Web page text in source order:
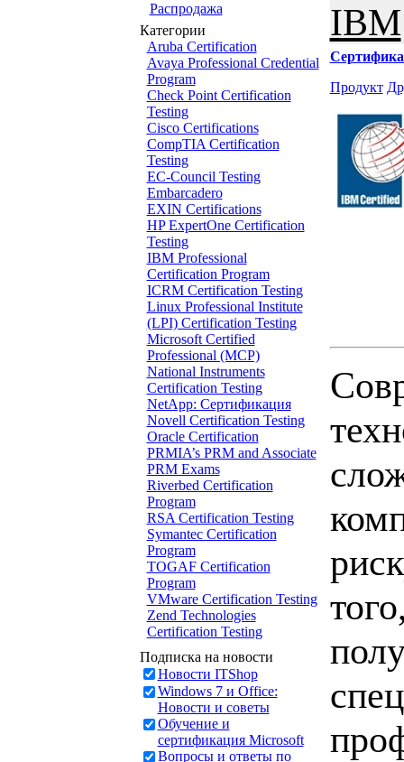
Распродажа
Категории
Aruba Certification
Avaya Professional Credential
Program
Check Point Certification
Testing
Cisco Certifications
CompTIA Certification
Testing
EC-Council Testing
Embarcadero
EXIN Certifications
HP ExpertOne Certification
Testing
IBM Professional
Certification Program
ICRM Certification Testing
Linux Professional Institute
(LPI) Certification Testing
Microsoft Certified
Professional (MCP)
National Instruments
Certification Testing
NetApp: Сертификация
Novell Certification Testing
Oracle Certification
PRMIA’s PRM and Associate
PRM Exams
Riverbed Certification
Program
RSA Certification Testing
Symantec Certification
Program
TOGAF Certification
Program
VMware Certification Testing
Zend Technologies
Certification Testing
Подписка на новости
Новости ITShop
Windows 7 и Office:
Новости и советы
Обучение и
сертификация Microsoft
Вопросы и ответы по
IBM
Продукт